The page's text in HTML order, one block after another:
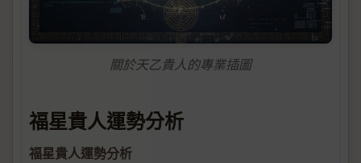
關於天乙貴人的專業插圖
福星貴人運勢分析
福星貴人運勢分析